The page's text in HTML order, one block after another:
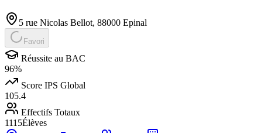
5 rue Nicolas Bellot, 88000 Epinal
Favori
Réussite au BAC
96%
Score IPS Global
105.4
Effectifs Totaux
1115Élèves